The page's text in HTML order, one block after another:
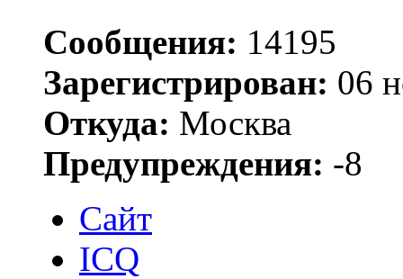
Сообщения: 14195
Зарегистрирован: 06
Откуда: Москва
Предупреждения: -8
Сайт
ICQ